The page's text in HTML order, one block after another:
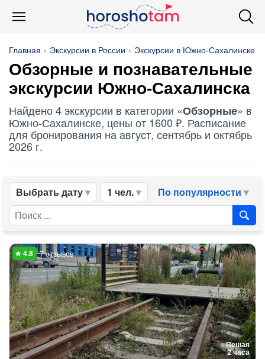
Главная Экскурсии в России Экскурсии в Южно-Сахалинске
Обзорные и познавательные
экскурсии Южно-Сахалинска
Найдено 4 экскурсии в категории «Обзорные» в
Южно-Сахалинске, цены от 1600 ₽. Расписание
для бронирования на август, сентябрь и октябрь
2026 г.
Выбрать дату 1 чел. По популярности
Пешая
2 часа
7 отзывов